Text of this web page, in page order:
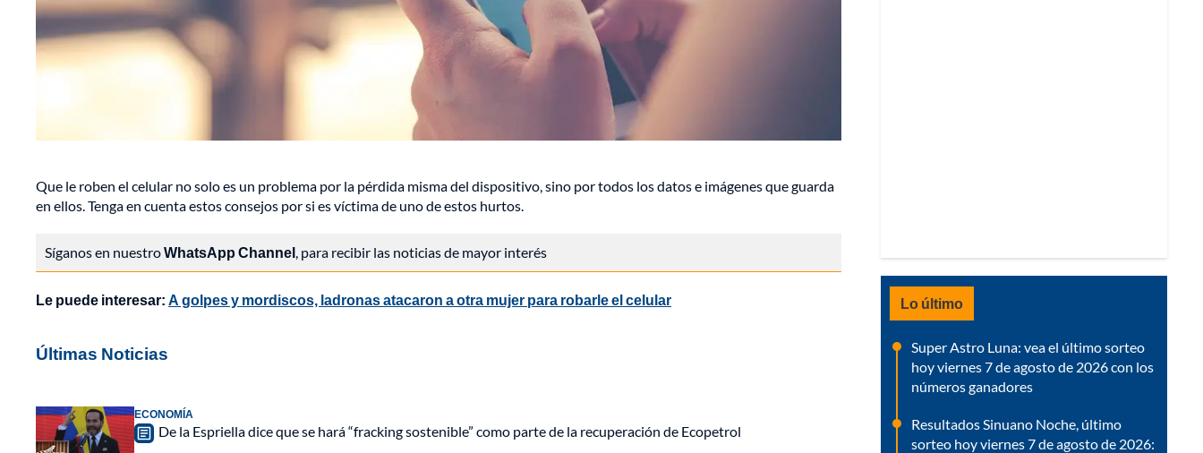
Que le roben el celular no solo es un problema por la pérdida misma del dispositivo, sino por todos los datos e imágenes que guarda
en ellos. Tenga en cuenta estos consejos por si es víctima de uno de estos hurtos.
Síganos en nuestroWhatsApp Channel, para recibir las noticias de mayor interés
Le puede interesar: A golpes y mordiscos, ladronas atacaron a otra mujer para robarle el celular
Últimas Noticias
ECONOMÍA
De la Espriella dice que se hará “fracking sostenible” como parte de la recuperación de Ecopetrol
Lo último
Super Astro Luna: vea el último sorteo
hoy viernes 7 de agosto de 2026 con los
números ganadores
Resultados Sinuano Noche, último
sorteo hoy viernes 7 de agosto de 2026: